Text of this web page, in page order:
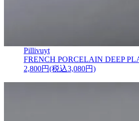
Pillivuyt
FRENCH PORCELAIN DEEP
2,800円(税込3,080円)